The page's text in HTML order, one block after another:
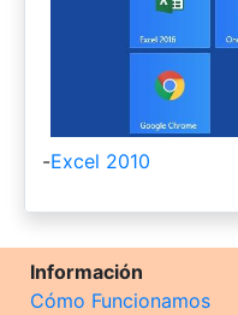
-Excel 2010
Información
Cómo Funcionamos